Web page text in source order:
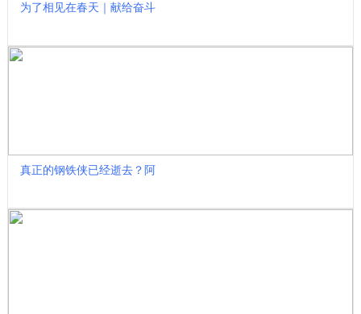
为了相见在春天｜献给奋斗
真正的钢铁侠已经逝去？阿